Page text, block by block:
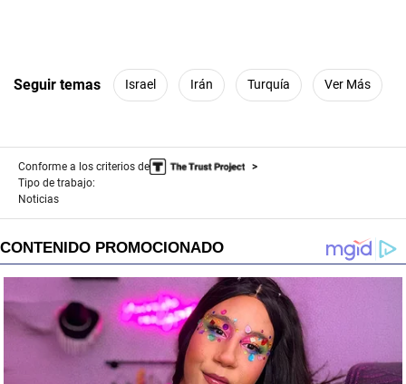
Seguir temas Israel Irán Turquía Ver Más
Conforme a los criterios de
Tipo de trabajo:
Noticias